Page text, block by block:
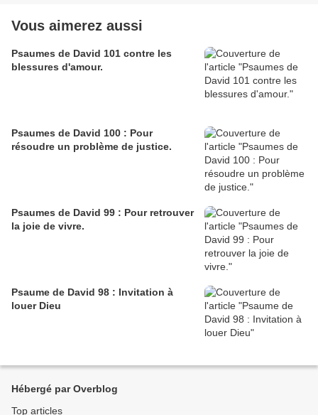
Vous aimerez aussi
Psaumes de David 101 contre les
blessures d'amour.
Psaumes de David 100 : Pour
résoudre un problème de justice.
Psaumes de David 99 : Pour retrouver
la joie de vivre.
Psaume de David 98 : Invitation à
louer Dieu
Hébergé par Overblog
Top articles